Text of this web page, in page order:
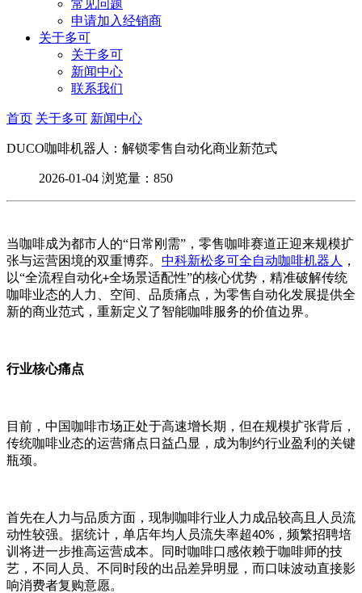
常见问题
申请加入经销商
关于多可
关于多可
新闻中心
联系我们
首页 关于多可 新闻中心
DUCO咖啡机器人：解锁零售自动化商业新范式
2026-01-04 浏览量：850
当咖啡成为都市人的“日常刚需”，零售咖啡赛道正迎来规模扩
张与运营困境的双重博弈。 中科新松多可全自动咖啡机器人
，
以“全流程自动化+全场景适配性”的核心优势，精准破解传统
咖啡业态的人力、空间、品质痛点，为零售自动化发展提供全
新的商业范式，重新定义了智能咖啡服务的价值边界。
行业核心痛点
目前，中国咖啡市场正处于高速增长期，但在规模扩张背后，
传统咖啡业态的运营痛点日益凸显，成为制约行业盈利的关键
瓶颈。
首先在人力与品质方面，现制咖啡行业人力成品较高且人员流
动性较强。据统计，单店年均人员流失率超40% ，频繁招聘培
训将进一步推高运营成本。同时咖啡口感依赖于咖啡师的技
艺，不同人员、不同时段的出品差异明显，而口味波动直接影
响消费者复购意愿。